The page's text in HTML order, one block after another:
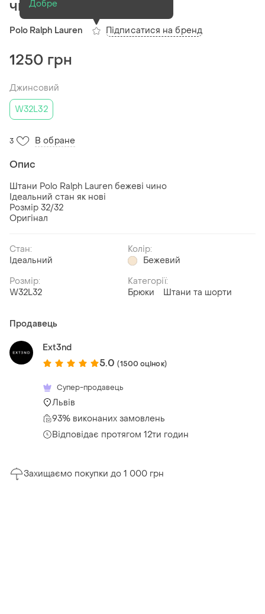
чино брюки
Polo Ralph Lauren
Добре
Підписатися на бренд
1250 грн
Джинсовий
W32L32
3 В обране
Опис
Штани Polo Ralph Lauren бежеві чино
Ідеальний стан як нові
Розмір 32/32
Оригінал
Стан:
Ідеальний
Колір:
Бежевий
Розмір:
W32L32
Категорії:
Брюки
Штани та шорти
Продавець
Ext3nd
5.0 (1500 оцінок)
Супер-продавець
Львів
93% виконаних замовлень
Відповідає протягом 12ти годин
Захищаємо покупки до 1 000 грн